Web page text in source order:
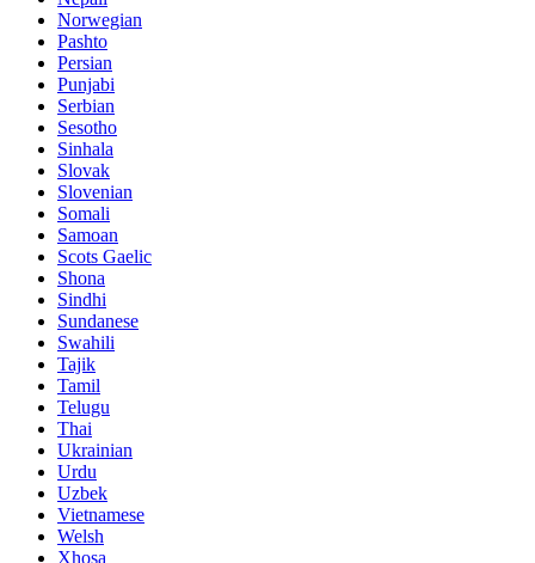
Norwegian
Pashto
Persian
Punjabi
Serbian
Sesotho
Sinhala
Slovak
Slovenian
Somali
Samoan
Scots Gaelic
Shona
Sindhi
Sundanese
Swahili
Tajik
Tamil
Telugu
Thai
Ukrainian
Urdu
Uzbek
Vietnamese
Welsh
Xhosa